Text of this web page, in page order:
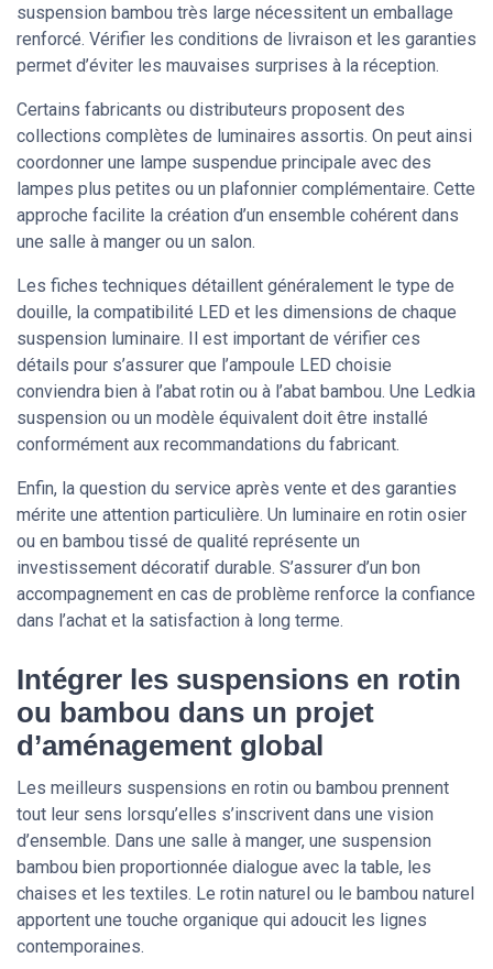
suspension bambou très large nécessitent un emballage
renforcé. Vérifier les conditions de livraison et les garanties
permet d’éviter les mauvaises surprises à la réception.
Certains fabricants ou distributeurs proposent des
collections complètes de luminaires assortis. On peut ainsi
coordonner une lampe suspendue principale avec des
lampes plus petites ou un plafonnier complémentaire. Cette
approche facilite la création d’un ensemble cohérent dans
une salle à manger ou un salon.
Les fiches techniques détaillent généralement le type de
douille, la compatibilité LED et les dimensions de chaque
suspension luminaire. Il est important de vérifier ces
détails pour s’assurer que l’ampoule LED choisie
conviendra bien à l’abat rotin ou à l’abat bambou. Une Ledkia
suspension ou un modèle équivalent doit être installé
conformément aux recommandations du fabricant.
Enfin, la question du service après vente et des garanties
mérite une attention particulière. Un luminaire en rotin osier
ou en bambou tissé de qualité représente un
investissement décoratif durable. S’assurer d’un bon
accompagnement en cas de problème renforce la confiance
dans l’achat et la satisfaction à long terme.
Intégrer les suspensions en rotin
ou bambou dans un projet
d’aménagement global
Les meilleurs suspensions en rotin ou bambou prennent
tout leur sens lorsqu’elles s’inscrivent dans une vision
d’ensemble. Dans une salle à manger, une suspension
bambou bien proportionnée dialogue avec la table, les
chaises et les textiles. Le rotin naturel ou le bambou naturel
apportent une touche organique qui adoucit les lignes
contemporaines.